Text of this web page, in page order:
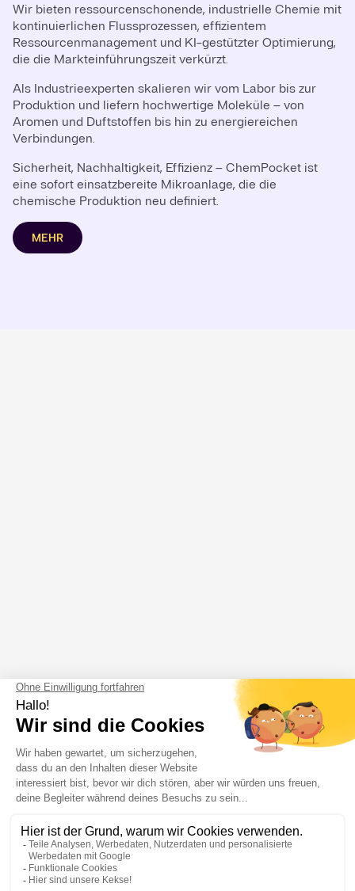
Wir bieten ressourcenschonende, industrielle Chemie mit
kontinuierlichen Flussprozessen, effizientem
Ressourcenmanagement und KI-gestützter Optimierung,
die die Markteinführungszeit verkürzt.
Als Industrieexperten skalieren wir vom Labor bis zur
Produktion und liefern hochwertige Moleküle – von
Aromen und Duftstoffen bis hin zu energiereichen
Verbindungen.
Sicherheit, Nachhaltigkeit, Effizienz – ChemPocket ist
eine sofort einsatzbereite Mikroanlage, die die
chemische Produktion neu definiert.
MEHR